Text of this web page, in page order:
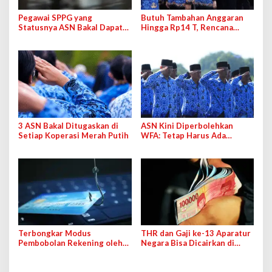
Pegawai SPPG yang
Statusnya ASN Bakal Dapat
Butuh Tambahan Anggaran
Hingga Rp14 T, Rencana
3 ASN Bakal Ditugaskan di
Setiap Koperasi Merah Putih
ASN Kini Diperbolehkan
WFA: Tetap Harus Ada
Terbongkar Modus
Pembobolan Rekening oleh
THR dan Gaji ke-13 Aparatur
Negara Bisa Dicairkan di